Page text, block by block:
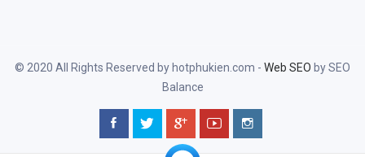
© 2020 All Rights Reserved by hotphukien.com - Web SEO by SEO
Balance